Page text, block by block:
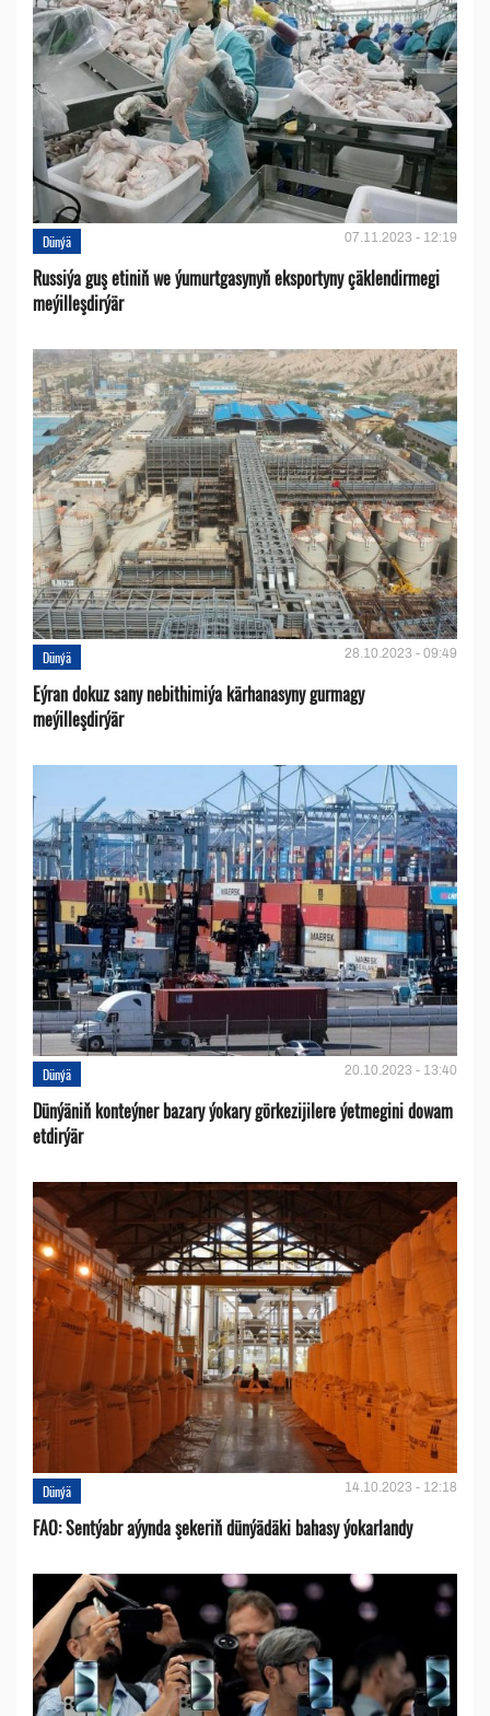
Dünýä 07.11.2023 - 12:19
Russiýa guş etiniň we ýumurtgasynyň eksportyny çäklendirmegi
meýilleşdirýär
Dünýä 28.10.2023 - 09:49
Eýran dokuz sany nebithimiýa kärhanasyny gurmagy
meýilleşdirýär
Dünýä 20.10.2023 - 13:40
Dünýäniň konteýner bazary ýokary görkezijilere ýetmegini dowam
etdirýär
Dünýä 14.10.2023 - 12:18
FAO: Sentýabr aýynda şekeriň dünýädäki bahasy ýokarlandy